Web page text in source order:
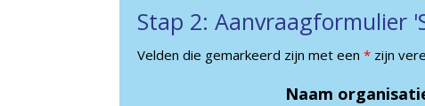
Stap 2: Aanvraagformulier
Velden die gemarkeerd zijn met een* zijn
Naam